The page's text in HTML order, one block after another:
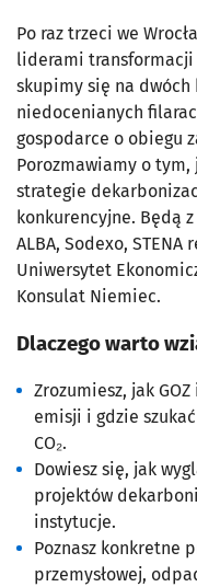
Po raz trzeci we
liderami transformacji
skupimy się na dwóch
niedocenianych
gospodarce o obiegu
Porozmawiamy o
strategie
konkurencyjne. Będą
ALBA, Sodexo, STENA
Uniwersytet
Konsulat Niemiec.
Dlaczego warto
Zrozumiesz, jak
emisji i gdzie
CO₂.
Dowiesz się, jak
projektów
instytucje.
Poznasz konkretne
przemysłowej,